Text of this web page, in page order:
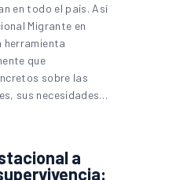
en todo el país. Así
Migrante en
herramienta
que
sobre las
sus necesidades…
a